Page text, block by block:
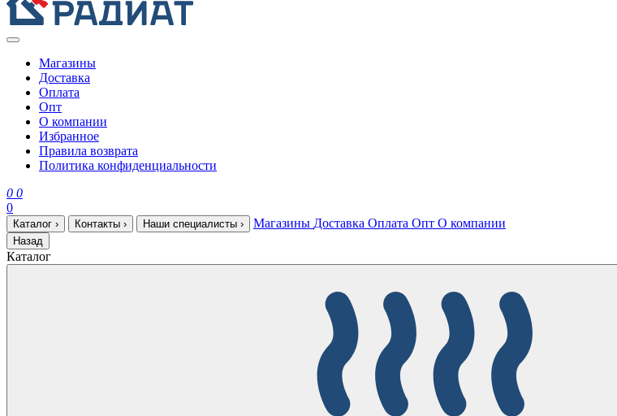
Магазины
Доставка
Оплата
Опт
О компании
Избранное
Правила возврата
Политика конфиденциальности
0 0
0
Каталог › Контакты › Наши специалисты › Магазины Доставка Оплата Опт О компании
Назад
Каталог